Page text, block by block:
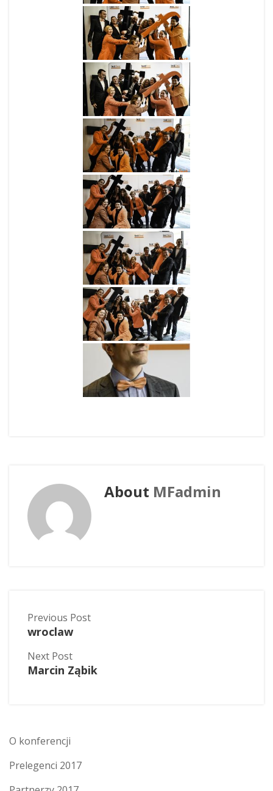
About MFadmin
Previous Post
wroclaw
Next Post
Marcin Ząbik
O konferencji
Prelegenci 2017